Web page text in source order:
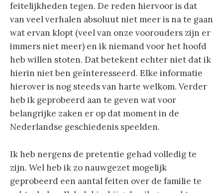
feitelijkheden tegen. De reden hiervoor is dat
van veel verhalen absoluut niet meer is na te gaan
wat ervan klopt (veel van onze voorouders zijn er
immers niet meer) en ik niemand voor het hoofd
heb willen stoten. Dat betekent echter niet dat ik
hierin niet ben geïnteresseerd. Elke informatie
hierover is nog steeds van harte welkom. Verder
heb ik geprobeerd aan te geven wat voor
belangrijke zaken er op dat moment in de
Nederlandse geschiedenis speelden.
Ik heb nergens de pretentie gehad volledig te
zijn. Wel heb ik zo nauwgezet mogelijk
geprobeerd een aantal feiten over de familie te